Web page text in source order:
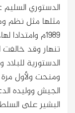
الدستوري
١٩٨٩م
تنهار وقد خالفت
ومنحت ولأول مرة
الجيش ووليده
البشير على